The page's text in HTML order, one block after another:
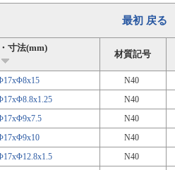
最初 戻る
寸法(mm)
材質記号
N40
N40
N40
N40
N40